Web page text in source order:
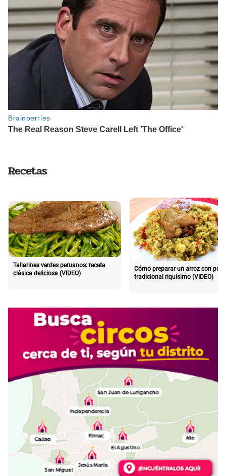
Recetas
Tallarines verdes peruanos: receta
clásica deliciosa (VIDEO)
Cómo preparar un arroz con pollo
tradicional riquísimo (VIDEO)